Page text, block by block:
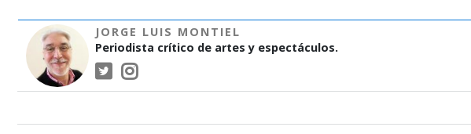
JORGE LUIS MONTIEL
Periodista crítico de artes y espectáculos.